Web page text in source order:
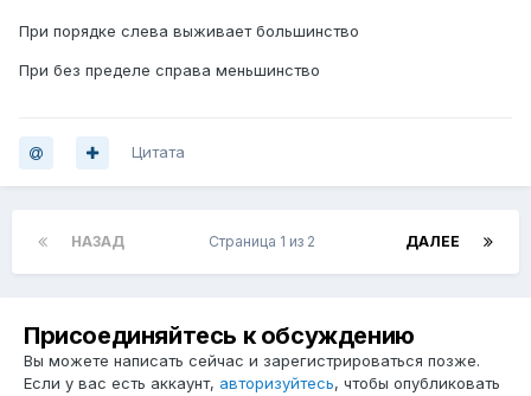
При порядке слева выживает большинство
При без пределе справа меньшинство
Цитата
НАЗАД ДАЛЕЕ
Страница 1 из 2
Присоединяйтесь к обсуждению
Вы можете написать сейчас и зарегистрироваться позже.
Если у вас есть аккаунт, авторизуйтесь, чтобы опубликовать